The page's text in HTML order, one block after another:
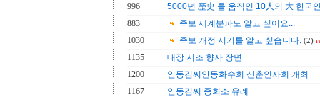
996
5000년 歷史 를 움직인 10人의 大 한국
883
족보 세계분파도 알고 싶어요...
1030
족보 개정 시기를 알고 싶습니다. (2)
1135
태장 시조 향사 장면
1200
안동김씨안동화수회 신춘인사회 개최
1167
안동김씨 종회소 유례